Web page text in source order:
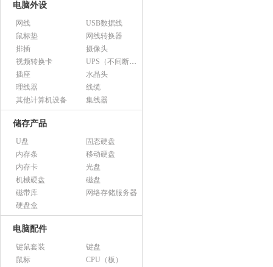
电脑外设
网线
USB数据线
鼠标垫
网线转换器
排插
摄像头
视频转换卡
UPS（不间断电源）
插座
水晶头
理线器
线缆
其他计算机设备
集线器
储存产品
U盘
固态硬盘
内存条
移动硬盘
内存卡
光盘
机械硬盘
磁盘
磁带库
网络存储服务器
硬盘盒
电脑配件
键鼠套装
键盘
鼠标
CPU（板）